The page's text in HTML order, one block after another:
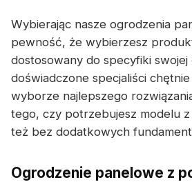
Wybierając nasze ogrodzenia
pewność, że wybierzesz
dostosowany do specyfiki swojej
doświadczone specjaliści
wyborze najlepszego
tego, czy potrzebujesz modelu
też bez dodatkowych
Ogrodzenie panelowe z